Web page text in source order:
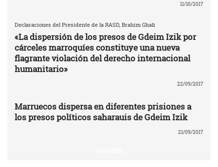
11/10/2017
Declaraciones del Presidente de la RASD, Brahim Ghali
«La dispersión de los presos de Gdeim Izik por
cárceles marroquíes constituye una nueva
flagrante violación del derecho internacional
humanitario»
22/09/2017
Marruecos dispersa en diferentes prisiones a
los presos políticos saharauis de Gdeim Izik
21/09/2017